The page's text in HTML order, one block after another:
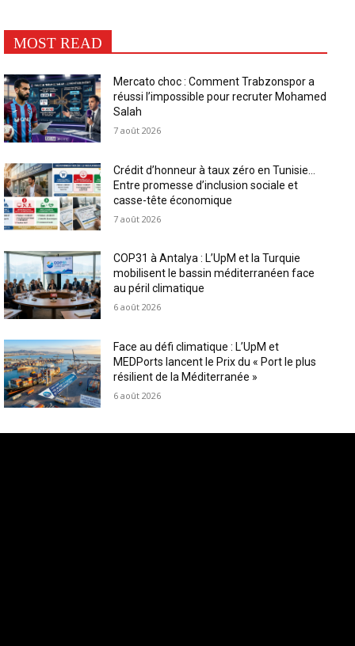
MOST READ
Mercato choc : Comment Trabzonspor a
réussi l’impossible pour recruter Mohamed
Salah
7 août 2026
Crédit d’honneur à taux zéro en Tunisie…
Entre promesse d’inclusion sociale et
casse-tête économique
7 août 2026
COP31 à Antalya : L’UpM et la Turquie
mobilisent le bassin méditerranéen face
au péril climatique
6 août 2026
Face au défi climatique : L’UpM et
MEDPorts lancent le Prix du « Port le plus
résilient de la Méditerranée »
6 août 2026